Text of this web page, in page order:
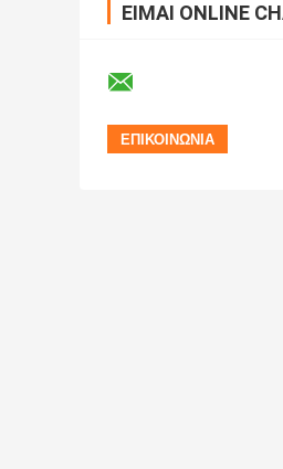
ΕΊΜΑΙ ONLINE